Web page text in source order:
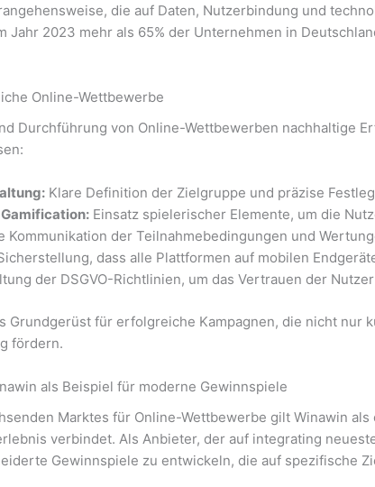
die auf Daten, Nutzerbindung und
Jahr 2023 mehr als 65% der Unternehmen in
Online-Wettbewerbe
Durchführung von Online-Wettbewerben nachhaltige
Klare Definition der Zielgruppe und präzise
Einsatz spielerischer Elemente, um die
Kommunikation der Teilnahmebedingungen und
dass alle Plattformen auf mobilen
der DSGVO-Richtlinien, um das Vertrauen der
Grundgerüst für erfolgreiche Kampagnen, die nicht nur
fördern.
als Beispiel für moderne Gewinnspiele
Marktes für Online-Wettbewerbe gilt Winawin
verbindet. Als Anbieter, der auf integrating
Gewinnspiele zu entwickeln, die auf spezifische